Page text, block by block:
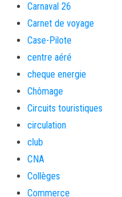
Carnaval 26
Carnet de voyage
Case-Pilote
centre aéré
cheque energie
Chômage
Circuits touristiques
circulation
club
CNA
Collèges
Commerce